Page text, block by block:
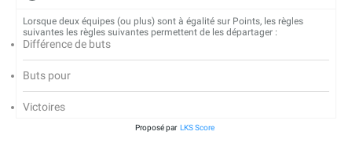
Lorsque deux équipes (ou plus) sont à égalité sur Points, les règles
suivantes les règles suivantes permettent de les départager :
Différence de buts
Buts pour
Victoires
Proposé par LKS Score